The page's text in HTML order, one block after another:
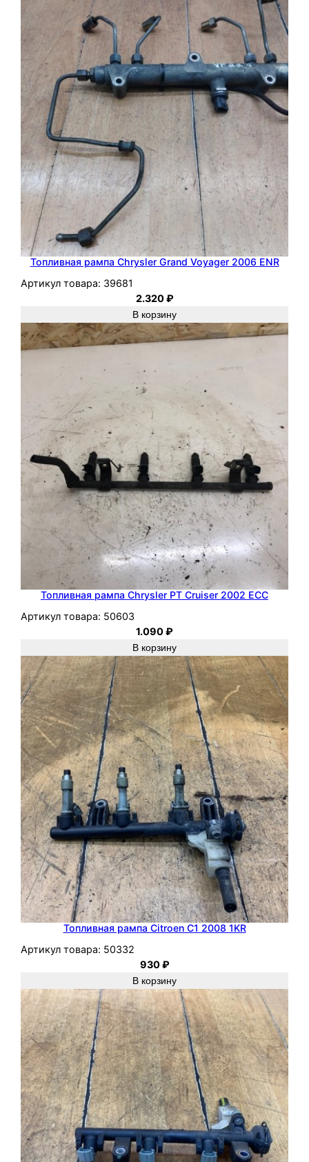
Топливная рампа Chrysler Grand Voyager 2006 ENR
Артикул товара: 39681
2.320₽
В корзину
Топливная рампа Chrysler PT Cruiser 2002 ECC
Артикул товара: 50603
1.090₽
В корзину
Топливная рампа Citroen C1 2008 1KR
Артикул товара: 50332
930₽
В корзину